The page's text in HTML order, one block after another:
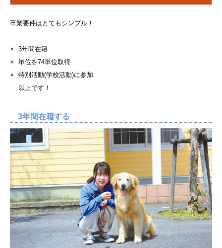
卒業要件はとてもシンプル！
3年間在籍
単位を74単位取得
特別活動(学校活動)に参加
以上です！
3年間在籍する